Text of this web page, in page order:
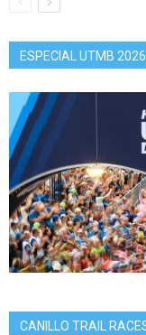
ESPECIAL UTMB 2026
CANILLO TRAIL